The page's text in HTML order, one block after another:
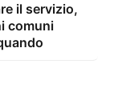
il servizio,
comuni